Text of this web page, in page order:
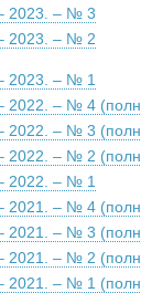
2023. – № 3
2023. – № 2
2023. – № 1
2022. – № 4
2022. – № 3
2022. – № 2
2022. – № 1
2021. – № 4
2021. – № 3
2021. – № 2
2021. – № 1